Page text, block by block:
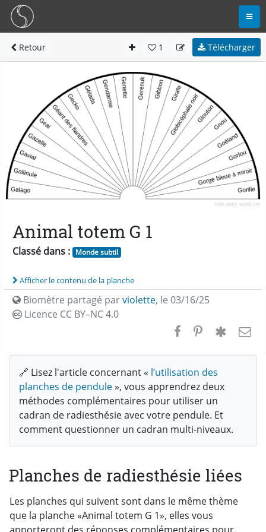
Retour 1 Télécharger
Animal totem G 1
Classé dans : Monde subtil
Afficher le contenu de la planche
Biomètre partagé parviolette, le 03/16/25
Licence CC BY–NC 4.0
🔗 Lisez l'article concernant « l’utilisation des
planches de pendule», vous apprendrez deux
méthodes complémentaires pour utiliser un
cadran de radiesthésie avec votre pendule. Et
comment questionner un cadran multi-niveaux.
Planches de radiesthésie liées
Les planches qui suivent sont dans le même thème
que la planche «Animal totem G 1», elles vous